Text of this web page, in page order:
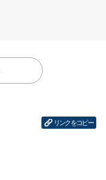
リンクをコピー